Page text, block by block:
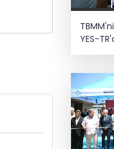
YES-
olarak